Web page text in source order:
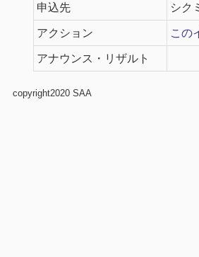
申込先 シク
アクション この
アナウンス・リザルト
copyright2020 SAA